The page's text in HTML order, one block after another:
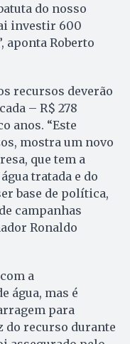
do nosso
investir 600
aponta Roberto
recursos deverão
– R$ 278
anos. “Este
mostra um novo
que tem a
tratada e do
base de política,
campanhas
Ronaldo
a
água, mas é
para
do recurso durante